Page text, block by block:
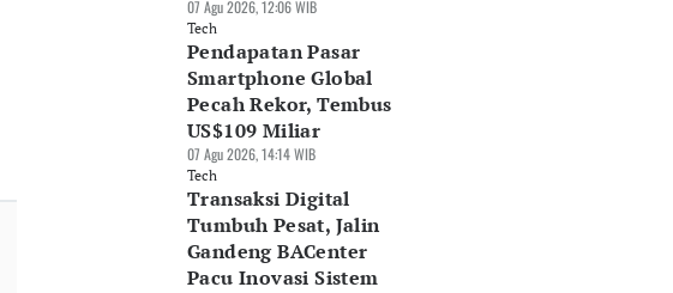
07 Agu 2026, 12:06 WIB
Tech
Pendapatan Pasar
Smartphone Global
Pecah Rekor, Tembus
US$109 Miliar
07 Agu 2026, 14:14 WIB
Tech
Transaksi Digital
Tumbuh Pesat, Jalin
Gandeng BACenter
Pacu Inovasi Sistem